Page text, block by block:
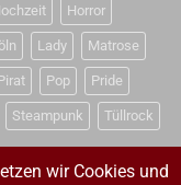
Horror
Lady Matrose
Pop Pride
Steampunk Tüllrock
wir Cookies und